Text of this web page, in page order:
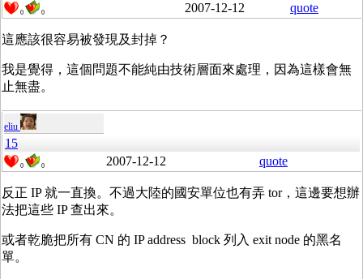
0 0 2007-12-12 quote
這應該很容易被發現及封掉？
我是覺得，這個問題不能純由技術層面來處理，因為這樣會無
止無盡。
eliu
15
0 0 2007-12-12 quote
反正 IP 就一直換。不過大陸的國安單位也有弄 tor，這邊要想辦
法把這些 IP 查出來。
或者乾脆把所有 CN 的 IP address block 列入 exit node 的黑名
單。